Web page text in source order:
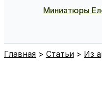
Миниатюры
Главная Статьи Из